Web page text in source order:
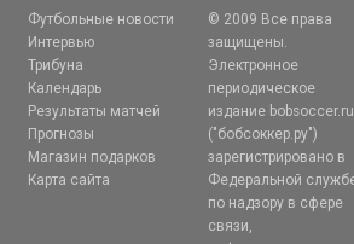
Футбольные новости
Интервью
Трибуна
Календарь
Результаты матчей
Прогнозы
Магазин подарков
Карта сайта
© 2009 Все права
защищены.
Электронное
периодическое
издание bobsoccer.ru
("бобсоккер.ру")
зарегистрировано в
Федеральной
по надзору в сфере
связи,